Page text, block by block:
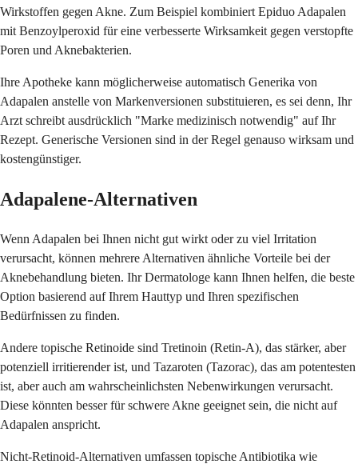
Wirkstoffen gegen Akne. Zum Beispiel kombiniert Epiduo Adapalen
mit Benzoylperoxid für eine verbesserte Wirksamkeit gegen verstopfte
Poren und Aknebakterien.
Ihre Apotheke kann möglicherweise automatisch Generika von
Adapalen anstelle von Markenversionen substituieren, es sei denn, Ihr
Arzt schreibt ausdrücklich "Marke medizinisch notwendig" auf Ihr
Rezept. Generische Versionen sind in der Regel genauso wirksam und
kostengünstiger.
Adapalene-Alternativen
Wenn Adapalen bei Ihnen nicht gut wirkt oder zu viel Irritation
verursacht, können mehrere Alternativen ähnliche Vorteile bei der
Aknebehandlung bieten. Ihr Dermatologe kann Ihnen helfen, die beste
Option basierend auf Ihrem Hauttyp und Ihren spezifischen
Bedürfnissen zu finden.
Andere topische Retinoide sind Tretinoin (Retin-A), das stärker, aber
potenziell irritierender ist, und Tazaroten (Tazorac), das am potentesten
ist, aber auch am wahrscheinlichsten Nebenwirkungen verursacht.
Diese könnten besser für schwere Akne geeignet sein, die nicht auf
Adapalen anspricht.
Nicht-Retinoid-Alternativen umfassen topische Antibiotika wie